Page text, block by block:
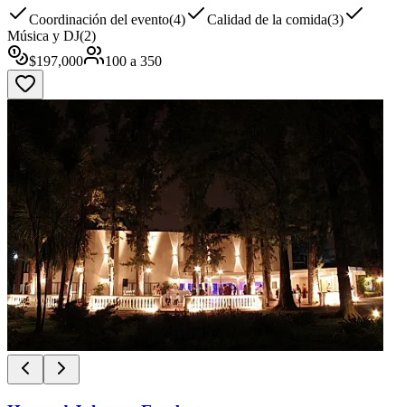
Coordinación del evento(4) Calidad de la comida(3)
Música y DJ(2)
$197,000 100 a 350